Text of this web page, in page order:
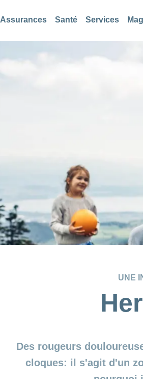
Assurances Santé Services
UNE
Des rougeurs
cloques: il s'agit d'un